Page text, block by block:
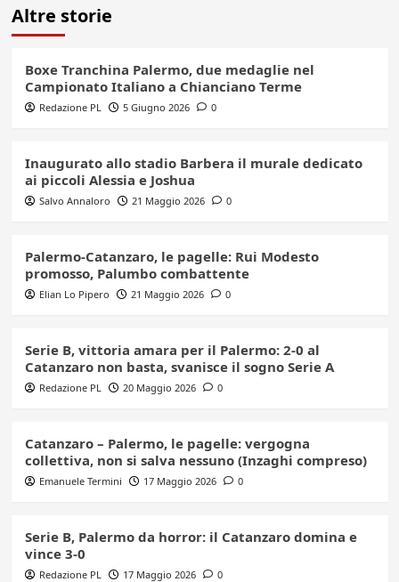
Altre storie
Boxe Tranchina Palermo, due medaglie nel
Campionato Italiano a Chianciano Terme
Redazione PL 5 Giugno 2026 0
Inaugurato allo stadio Barbera il murale dedicato
ai piccoli Alessia e Joshua
Salvo Annaloro 21 Maggio 2026 0
Palermo-Catanzaro, le pagelle: Rui Modesto
promosso, Palumbo combattente
Elian Lo Pipero 21 Maggio 2026 0
Serie B, vittoria amara per il Palermo: 2-0 al
Catanzaro non basta, svanisce il sogno Serie A
Redazione PL 20 Maggio 2026 0
Catanzaro – Palermo, le pagelle: vergogna
collettiva, non si salva nessuno (Inzaghi compreso)
Emanuele Termini 17 Maggio 2026 0
Serie B, Palermo da horror: il Catanzaro domina e
vince 3-0
Redazione PL 17 Maggio 2026 0